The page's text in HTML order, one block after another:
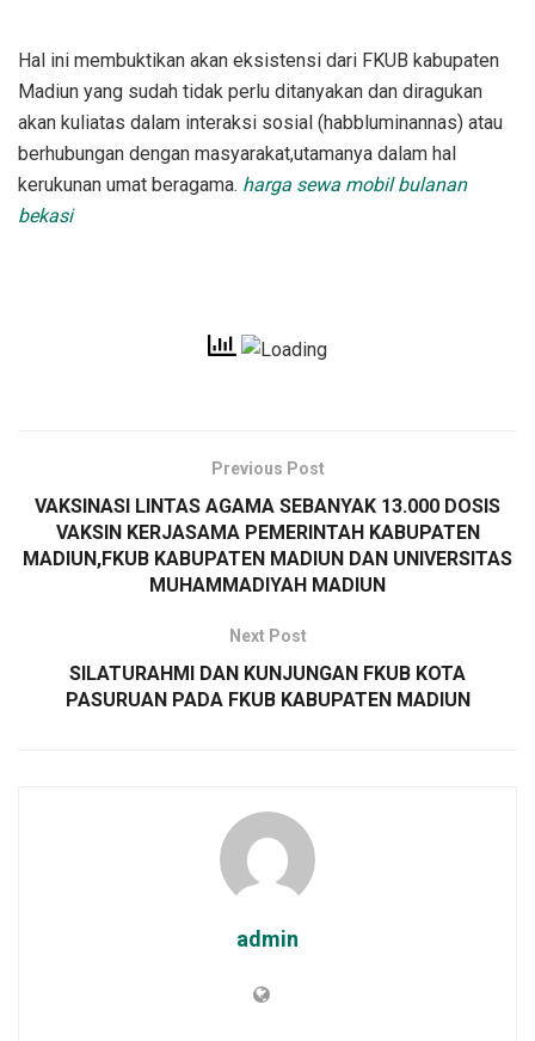
Hal ini membuktikan akan eksistensi dari FKUB kabupaten
Madiun yang sudah tidak perlu ditanyakan dan diragukan
akan kuliatas dalam interaksi sosial (habbluminannas) atau
berhubungan dengan masyarakat,utamanya dalam hal
kerukunan umat beragama. harga sewa mobil bulanan
bekasi
Previous Post
VAKSINASI LINTAS AGAMA SEBANYAK 13.000 DOSIS
VAKSIN KERJASAMA PEMERINTAH KABUPATEN
MADIUN,FKUB KABUPATEN MADIUN DAN UNIVERSITAS
MUHAMMADIYAH MADIUN
Next Post
SILATURAHMI DAN KUNJUNGAN FKUB KOTA
PASURUAN PADA FKUB KABUPATEN MADIUN
admin